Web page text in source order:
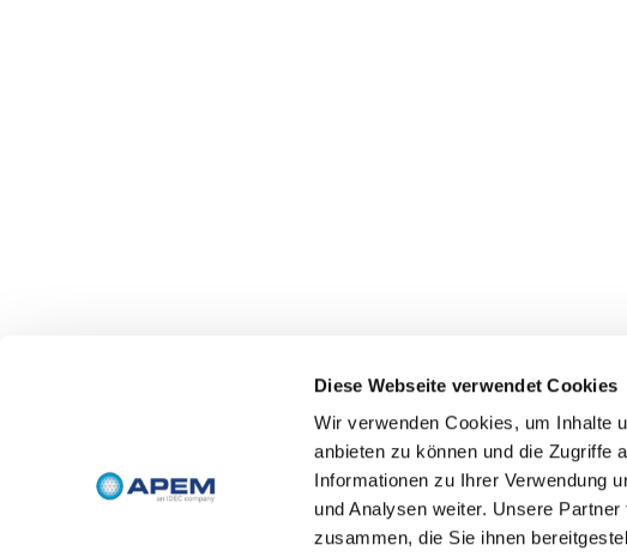
Diese Webseite verwendet Cookies
Wir verwenden Cookies, um Inhalte
anbieten zu können und die Zugriffe
Informationen zu Ihrer Verwendung
und Analysen weiter. Unsere
zusammen, die Sie ihnen